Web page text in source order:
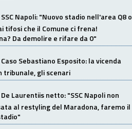
SSC Napoli: "Nuovo stadio nell'area Q8 o
tifosi che il Comune ci frena!
Da demolire e rifare da 0"
Caso Sebastiano Esposito: la vicenda
tribunale, gli scenari
De Laurentiis netto: "SSC Napoli non
al restyling del Maradona, faremo il